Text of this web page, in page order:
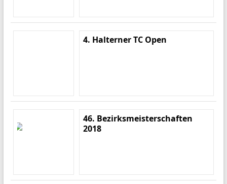
4. Halterner TC Open
46. Bezirksmeisterschaften
2018